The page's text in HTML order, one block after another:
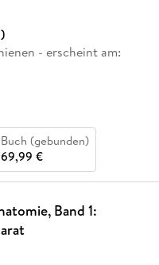
- erscheint am:
Buch (gebunden)
69,99 €
Band 1: